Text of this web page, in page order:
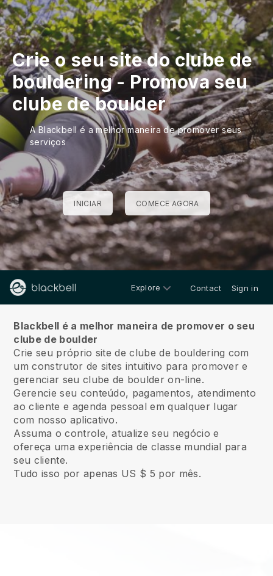
Crie o seu site do clube de
bouldering- Promova seu
clube de boulder
A Blackbell é a melhor maneira de promover seus
serviços
INICIAR COMECE AGORA
Explore Contact Sign in
Blackbell é a melhor maneira de promover o seu
clube de boulder
Crie seu próprio site de clube de bouldering com
um construtor de sites intuitivo para promover e
gerenciar seu clube de boulder on-line.
Gerencie seu conteúdo, pagamentos, atendimento
ao cliente e agenda pessoal em qualquer lugar
com nosso aplicativo.
Assuma o controle, atualize seu negócio e
ofereça uma experiência de classe mundial para
seu cliente.
Tudo isso por apenas US $ 5 por mês.